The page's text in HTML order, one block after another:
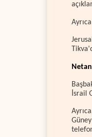
İsrail